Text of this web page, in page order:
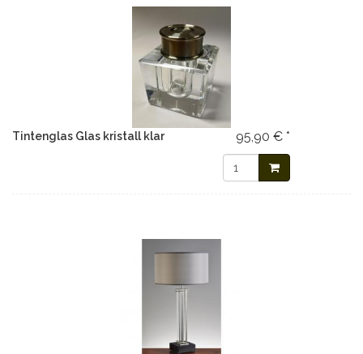
Tintenglas Glas kristall klar 95,90 € *